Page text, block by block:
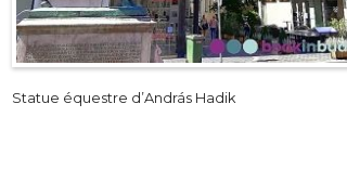
Statue équestre d’András Hadik